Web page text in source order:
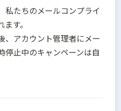
私たちのメールコンプライ
す。
、アカウント管理者にメー
停止中のキャンペーンは自